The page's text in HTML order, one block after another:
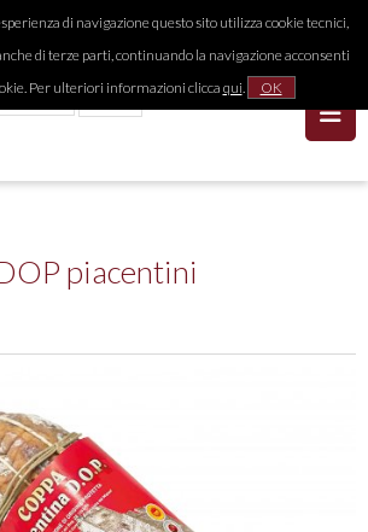
di navigazione questo sito utilizza cookie tecnici,
di terze parti, continuando la navigazione acconsenti
Per ulteriori informazioni clicca qui. OK
piacentini